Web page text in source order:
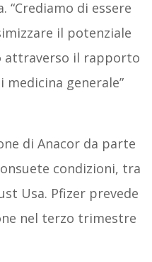
“Crediamo di essere
il potenziale
attraverso il rapporto
generale”
di Anacor da parte
condizioni, tra
Usa. Pfizer prevede
nel terzo trimestre